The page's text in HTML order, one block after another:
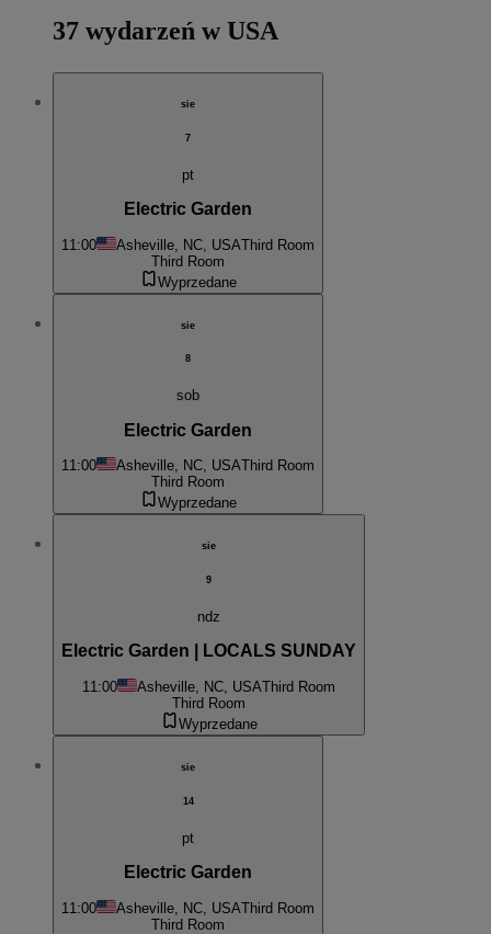
37 wydarzeń w USA
sie
7
pt
Electric Garden
11:00 Asheville, NC, USAThird Room
Third Room
Wyprzedane
sie
8
sob
Electric Garden
11:00 Asheville, NC, USAThird Room
Third Room
Wyprzedane
sie
9
ndz
Electric Garden | LOCALS SUNDAY
11:00 Asheville, NC, USAThird Room
Third Room
Wyprzedane
sie
14
pt
Electric Garden
11:00 Asheville, NC, USAThird Room
Third Room